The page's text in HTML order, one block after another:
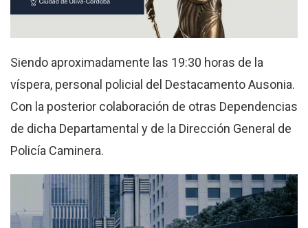
Siendo aproximadamente las 19:30 horas de la
víspera, personal policial del Destacamento Ausonia.
Con la posterior colaboración de otras Dependencias
de dicha Departamental y de la Dirección General de
Policía Caminera.